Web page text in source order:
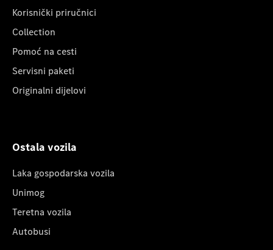
Korisnički priručnici
Collection
Pomoć na cesti
Servisni paketi
Originalni dijelovi
Ostala vozila
Laka gospodarska vozila
Unimog
Teretna vozila
Autobusi